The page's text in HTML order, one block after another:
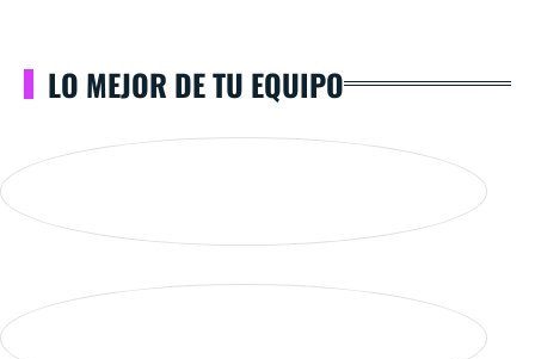
LO MEJOR DE TU EQUIPO